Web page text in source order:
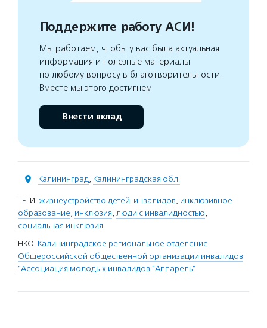
Поддержите работу АСИ!
Мы работаем, чтобы у вас была актуальная
информация и полезные материалы
по любому вопросу в благотворительности.
Вместе мы этого достигнем
Внести вклад
Калининград, Калининградская обл.
ТЕГИ: жизнеустройство детей-инвалидов, инклюзивное
образование, инклюзия, люди с инвалидностью,
социальная инклюзия
НКО: Калининградское региональное отделение
Общероссийской общественной организации инвалидов
"Ассоциация молодых инвалидов "Аппарель"